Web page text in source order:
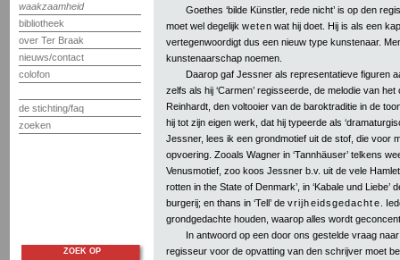
waakzaamheid
bibliotheek
over Ter Braak
nieuws/contact
colofon
de stichting/faq
zoeken
Goethes ‘bilde Künstler, rede nicht’ is op den
moet wel degelijk weten wat hij doet. Hij is als een
vertegenwoordigt dus een nieuw type kunstenaar.
kunstenaarschap noemen.
Daarop gaf Jessner als representatieve figuren
zelfs als hij ‘Carmen’ regisseerde, de melodie van
Reinhardt, den voltooier van de baroktraditie in de
hij tot zijn eigen werk, dat hij typeerde als
Jessner, lees ik een grondmotief uit de stof, die voor
opvoering. Zooals Wagner in ‘Tannhäuser’ telkens
Venusmotief, zoo koos Jessner b.v. uit de vele
rotten in the State of Denmark’, in ‘Kabale und Liebe’
burgerij; en thans in ‘Tell’ de vrijheidsgedachte .
grondgedachte houden, waarop alles wordt
In antwoord op een door ons gestelde vraag
regisseur voor de opvatting van den schrijver moet
ZOEK OP